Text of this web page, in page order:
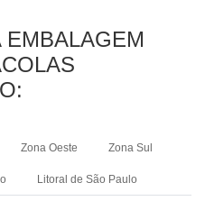
Zona Oeste Zona Sul
Litoral de São Paulo